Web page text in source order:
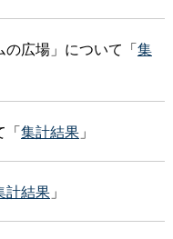
広場」について「集
「集計結果」
計結果」